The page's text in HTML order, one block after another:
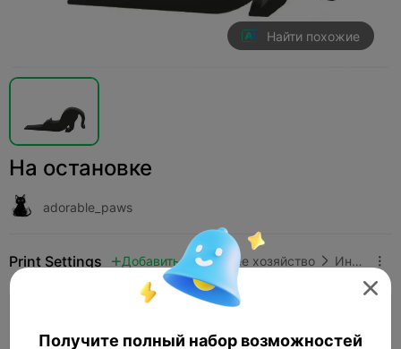
Найти похожие
На остановке
adorable_paws
Print Settings  Добавить Домашнее хозяйство  Инструменты и запчасти 
Заработайте больше очков

Получите полный набор возможностей